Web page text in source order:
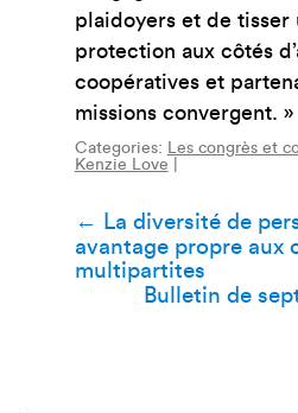
plaidoyers et de tisser
protection aux côtés
coopératives et
missions convergent. »
Categories: Les congrès et
Kenzie Love
Navigation
de
l’article
← La diversité de
avantage propre aux
multipartites
Bulletin de